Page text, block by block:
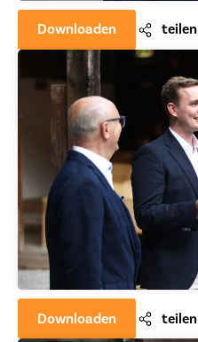
Downloaden teilen
Downloaden teilen